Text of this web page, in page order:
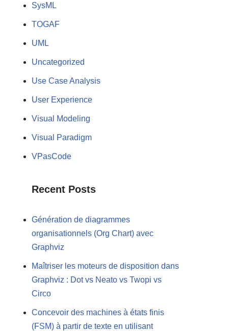
SysML
TOGAF
UML
Uncategorized
Use Case Analysis
User Experience
Visual Modeling
Visual Paradigm
VPasCode
Recent Posts
Génération de diagrammes
organisationnels (Org Chart) avec
Graphviz
Maîtriser les moteurs de disposition dans
Graphviz : Dot vs Neato vs Twopi vs
Circo
Concevoir des machines à états finis
(FSM) à partir de texte en utilisant